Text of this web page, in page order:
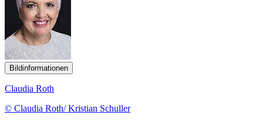
Bildinformationen
Claudia Roth
© Claudia Roth/ Kristian Schuller